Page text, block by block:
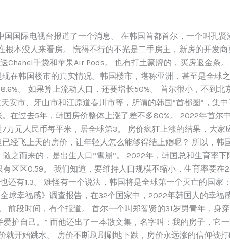
国际电视台报道了一个消息。 在韩国首都首尔，一个叫孔贤
本没人来看房。 慌得不行的不光是二手房主，新房的开发
手袋和苹果Air Pods。 也有打土豪牌的，买房返金条
韩国楼市的真实情况。韩国楼市，堪称亚洲，甚至是全球之
。 如果算上流动人口，还要增长50%。 首尔很小，不到北
安市、牙山市和江原道春川市等，所谓的韩国“首都圈”，集
在过去5年，韩国房价整体上涨了差不多80%。 2022年首尔
元人民币每平米，居全球第3。 房价疯狂上涨的结果，大家
经飞上天的房价，让年轻人怎么能够得结上婚呢？ 所以，韩
之而来的，是出生人口“雪崩”。 2022年，韩国总和生育率下
区区0.59。 我们知道，要维持人口规模不缩小，生育率要在
有1.3。 难怪有一个说法，韩国将是全球第一个灭亡的国家
幸福感》调查报告，在32个国家中，2022年韩国人的幸福
前段时间，有个报道。 首尔一个叫郑智贤的31岁男青年，身
护自己。” 而他还出了一本散文集，名字叫：我的房子，它一
开始跳水。 房价不断刷刷刷地下跌，房价永远涨的信仰被